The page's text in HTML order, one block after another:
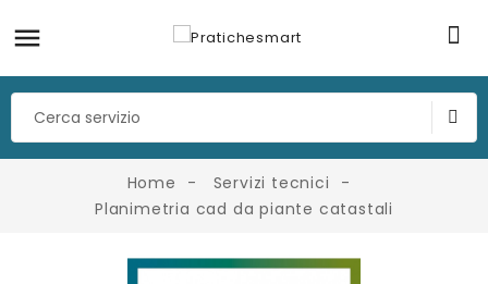
Home
Servizi tecnici
Planimetria cad da piante catastali